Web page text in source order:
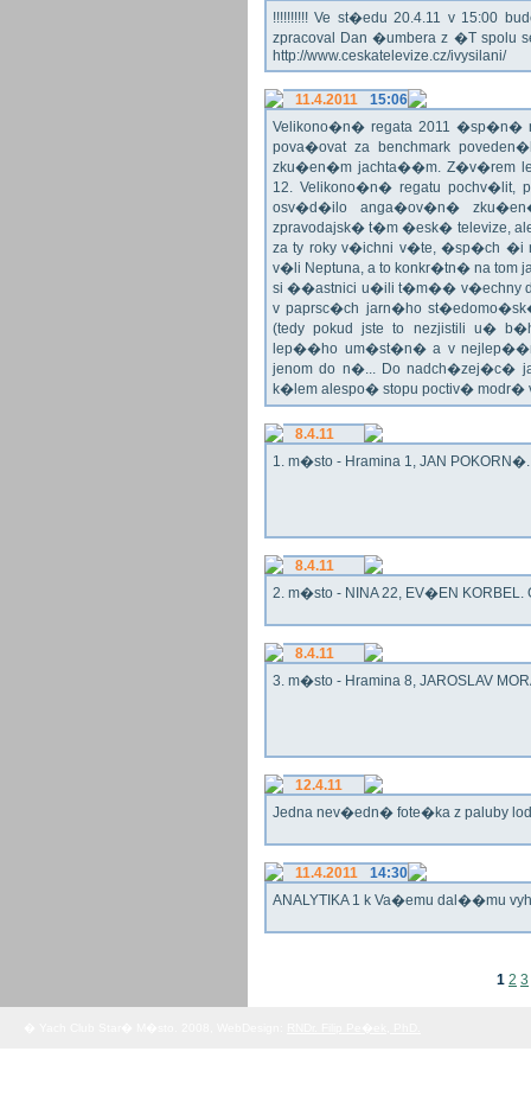
!!!!!!!!!! Ve st�edu 20.4.11 v 15:00
zpracoval Dan �umbera z �T spolu
http://www.ceskatelevize.cz/ivysilani/
11.4.2011
15:06
Velikono�n� regata 2011 �sp�n�
pova�ovat za benchmark
zku�en�m jachta��m. Z�v�rem
12. Velikono�n� regatu
osv�d�ilo anga�ov�n�
zpravodajsk� t�m �esk� televize,
za ty roky v�ichni v�te, �sp�ch
v�li Neptuna, a to konkr�tn� na tom
si ��astnici u�ili t�m�� v�echny
v paprsc�ch jarn�ho
(tedy pokud jste to nezjistili u�
lep��ho um�st�n� a v
jenom do n�... Do nadch�zej�c�
k�lem alespo� stopu poctiv�
8.4.11
1. m�sto - Hramina 1, JAN
8.4.11
2. m�sto - NINA 22, EV�EN KORBEL.
8.4.11
3. m�sto - Hramina 8, JAROSLAV
12.4.11
Jedna nev�edn� fote�ka z paluby
11.4.2011
14:30
ANALYTIKA 1 k Va�emu dal��mu
1 2 3